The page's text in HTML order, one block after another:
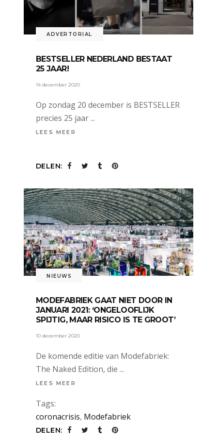
ADVERTORIAL
BESTSELLER NEDERLAND BESTAAT
25 JAAR!
14 december 2020
Op zondag 20 december is BESTSELLER
precies 25 jaar
LEES MEER
DELEN:
NIEUWS
MODEFABRIEK GAAT NIET DOOR IN
JANUARI 2021: ‘ONGELOOFLIJK
SPIJTIG, MAAR RISICO IS TE GROOT’
10 december 2020
De komende editie van Modefabriek:
The Naked Edition, die
LEES MEER
Tags:
coronacrisis, Modefabriek
DELEN: